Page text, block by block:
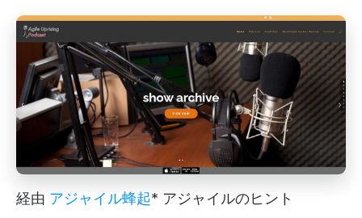
経由 アジャイル蜂起* アジャイルのヒント